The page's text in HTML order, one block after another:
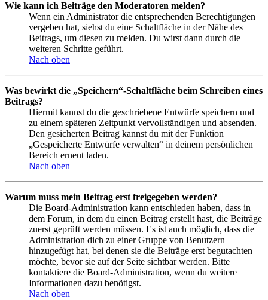
Wie kann ich Beiträge den Moderatoren melden?
Wenn ein Administrator die entsprechenden Berechtigungen
vergeben hat, siehst du eine Schaltfläche in der Nähe des
Beitrags, um diesen zu melden. Du wirst dann durch die
weiteren Schritte geführt.
Nach oben
Was bewirkt die „Speichern“-Schaltfläche beim Schreiben eines
Beitrags?
Hiermit kannst du die geschriebene Entwürfe speichern und
zu einem späteren Zeitpunkt vervollständigen und absenden.
Den gesicherten Beitrag kannst du mit der Funktion
„Gespeicherte Entwürfe verwalten“ in deinem persönlichen
Bereich erneut laden.
Nach oben
Warum muss mein Beitrag erst freigegeben werden?
Die Board-Administration kann entschieden haben, dass in
dem Forum, in dem du einen Beitrag erstellt hast, die Beiträge
zuerst geprüft werden müssen. Es ist auch möglich, dass die
Administration dich zu einer Gruppe von Benutzern
hinzugefügt hat, bei denen sie die Beiträge erst begutachten
möchte, bevor sie auf der Seite sichtbar werden. Bitte
kontaktiere die Board-Administration, wenn du weitere
Informationen dazu benötigst.
Nach oben